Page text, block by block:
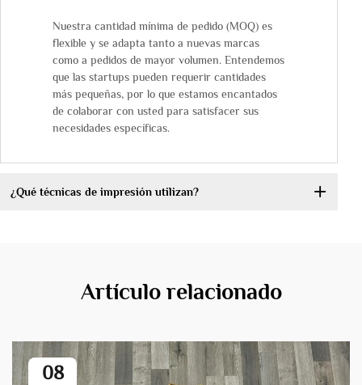
Nuestra cantidad mínima de pedido (MOQ) es
flexible y se adapta tanto a nuevas marcas
como a pedidos de mayor volumen. Entendemos
que las startups pueden requerir cantidades
más pequeñas, por lo que estamos encantados
de colaborar con usted para satisfacer sus
necesidades específicas.
¿Qué técnicas de impresión utilizan?
Artículo relacionado
08